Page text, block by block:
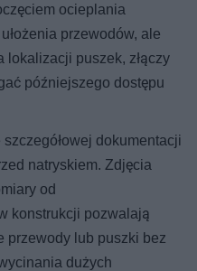
ocieplania
przewodów, ale
lokalizacji puszek, złączy
późniejszego dostępu
dokumentacji
natryskiem. Zdjęcia
od
konstrukcji pozwalają
przewody lub puszki bez
dużych